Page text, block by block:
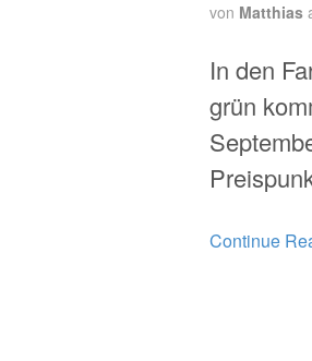
von Matthias
In den
grün
Continue